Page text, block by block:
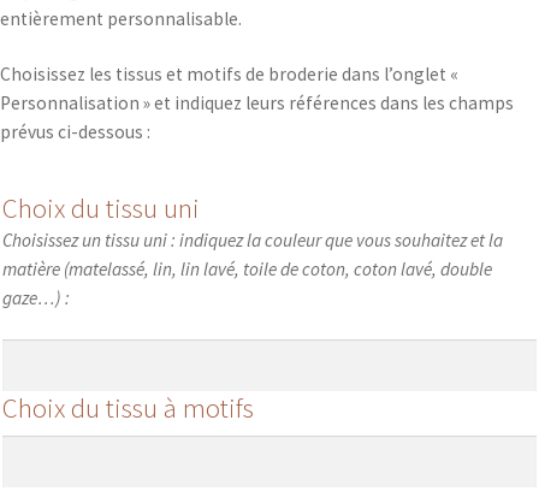
entièrement personnalisable.
Choisissez les tissus et motifs de broderie dans l’onglet «
Personnalisation » et indiquez leurs références dans les champs
prévus ci-dessous :
Choix du tissu uni
Choisissez un tissu uni : indiquez la couleur que vous souhaitez et la
matière (matelassé, lin, lin lavé, toile de coton, coton lavé, double
gaze…) :
Choix du tissu à motifs